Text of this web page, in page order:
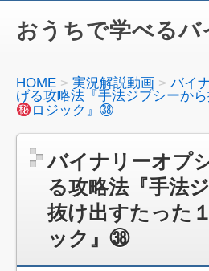
おうちで学べるバ
HOME 実況解説動画
バイ
げる攻略法『手法ジプシーか
ロジック』㊳
バイナリーオプ
る攻略法『手法
抜け出すたった
ック』㊳